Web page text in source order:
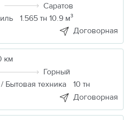
Саратов
1.565 тн 10.9 м³
Договорная
км
Горный
Бытовая техника
10 тн
Договорная